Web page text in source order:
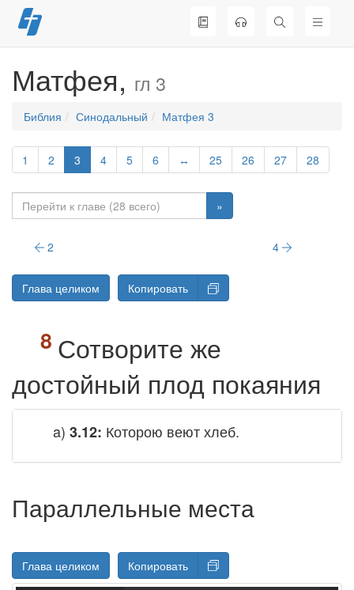
Перейти
к
Матфея, гл 3
Библия Синодальный Матфея 3
1 2 3 4 5 6 ↔ 25 26 27 28
»
2 4
Глава целиком Копировать
Сотворите же
достойный плод покаяния
a) 3.12: Которою веют хлеб.
Параллельные места
Глава целиком Копировать